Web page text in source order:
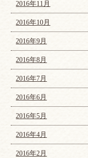
2016年11月
2016年10月
2016年9月
2016年8月
2016年7月
2016年6月
2016年5月
2016年4月
2016年2月